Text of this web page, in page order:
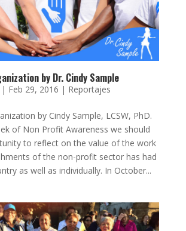
by Dr. Cindy Sample
| Feb 29, 2016 | Reportajes
by Cindy Sample, LCSW, PhD.
of Non Profit Awareness we should
to reflect on the value of the work
of the non-profit sector has had
as well as individually. In October...